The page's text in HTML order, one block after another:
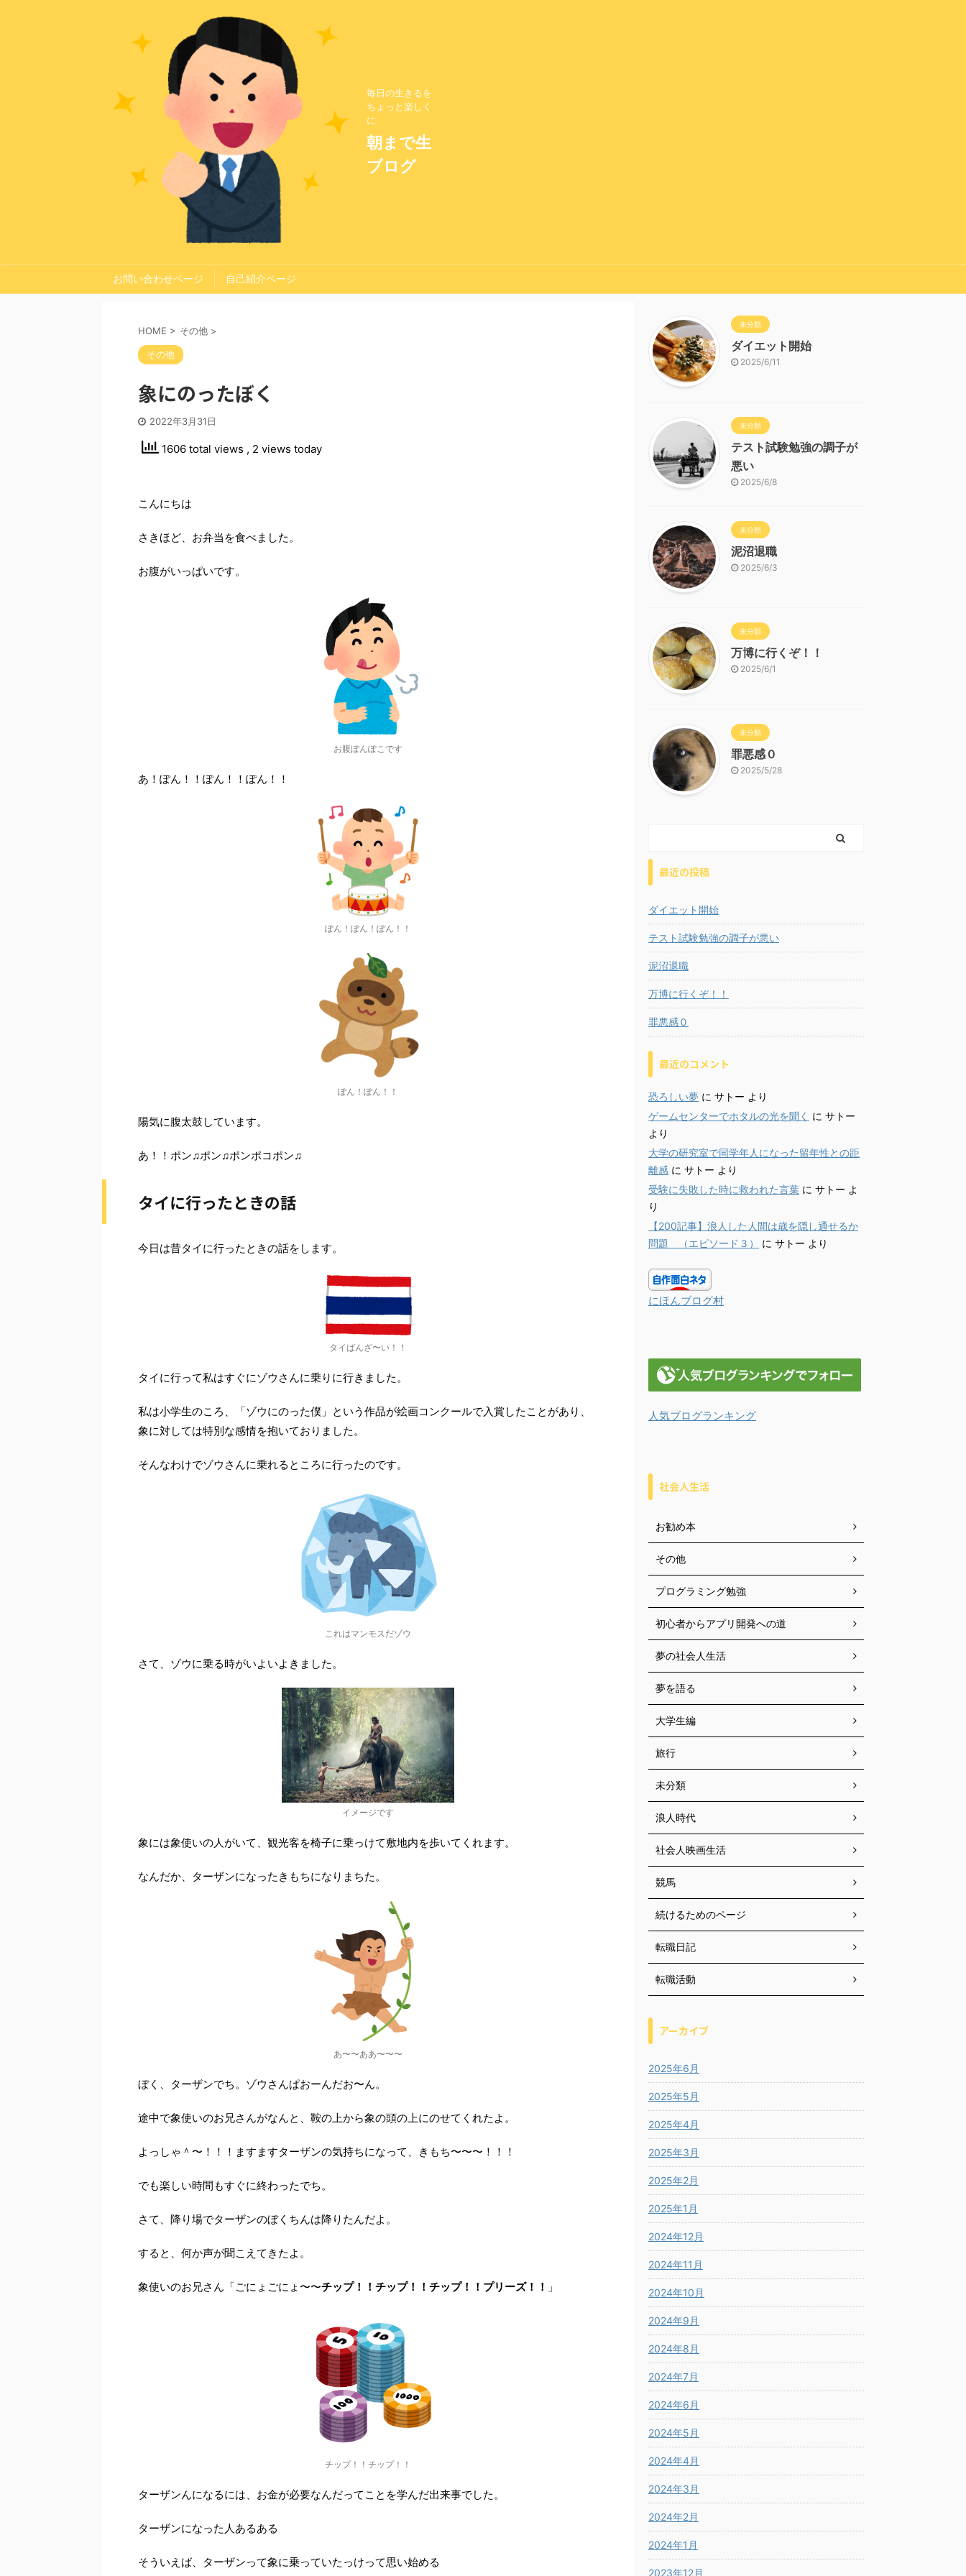
毎日の生きるを
ちょっと楽しく
に
朝まで生
ブログ
お問い合わせページ 自己紹介ページ
HOME > その他 >
その他
象にのったぼく
2022年3月31日
1606 total views , 2 views today
こんにちは
さきほど、お弁当を食べました。
お腹がいっぱいです。
お腹ぽんぽこです
あ！ぽん！！ぽん！！ぽん！！
ぽん！ぽん！ぽん！！
ぽん！ぽん！！
陽気に腹太鼓しています。
あ！！ポン♫ポン♫ポンポコポン♫
タイに行ったときの話
今日は昔タイに行ったときの話をします。
タイばんざ〜い！！
タイに行って私はすぐにゾウさんに乗りに行きました。
私は小学生のころ、「ゾウにのった僕」という作品が絵画コンクールで入賞したことがあり、
象に対しては特別な感情を抱いておりました。
そんなわけでゾウさんに乗れるところに行ったのです。
これはマンモスだゾウ
さて、ゾウに乗る時がいよいよきました。
イメージです
象には象使いの人がいて、観光客を椅子に乗っけて敷地内を歩いてくれます。
なんだか、ターザンになったきもちになりまちた。
あ〜〜ああ〜〜〜
ぼく、ターザンでち。ゾウさんぱおーんだお〜ん。
途中で象使いのお兄さんがなんと、鞍の上から象の頭の上にのせてくれたよ。
よっしゃ＾〜！！！ますますターザンの気持ちになって、きもち〜〜〜！！！
でも楽しい時間もすぐに終わったでち。
さて、降り場でターザンのぼくちんは降りたんだよ。
すると、何か声が聞こえてきたよ。
象使いのお兄さん「ごにょごにょ〜〜チップ！！チップ！！チップ！！プリーズ！！ 」
チップ！！チップ！！
ターザンんになるには、お金が必要なんだってことを学んだ出来事でした。
ターザンになった人あるある
そういえば、ターザンって象に乗っていたっけって思い始める
未分類
ダイエット開始
2025/6/11
未分類
テスト試験勉強の調子が
悪い
2025/6/8
未分類
泥沼退職
2025/6/3
未分類
万博に行くぞ！！
2025/6/1
未分類
罪悪感０
2025/5/28
最近の投稿
ダイエット開始
テスト試験勉強の調子が悪い
泥沼退職
万博に行くぞ！！
罪悪感０
最近のコメント
恐ろしい夢 に サトー より
ゲームセンターでホタルの光を聞く に サトー
より
大学の研究室で同学年人になった留年性との距
離感 に サトー より
受験に失敗した時に救われた言葉 に サトー よ
り
【200記事】浪人した人間は歳を隠し通せるか
問題 （エピソード３）
に サトー より
にほんブログ村
人気ブログランキング
社会人生活
お勧め本
その他
プログラミング勉強
初心者からアプリ開発への道
夢の社会人生活
夢を語る
大学生編
旅行
未分類
浪人時代
社会人映画生活
競馬
続けるためのページ
転職日記
転職活動
アーカイブ
2025年6月
2025年5月
2025年4月
2025年3月
2025年2月
2025年1月
2024年12月
2024年11月
2024年10月
2024年9月
2024年8月
2024年7月
2024年6月
2024年5月
2024年4月
2024年3月
2024年2月
2024年1月
2023年12月